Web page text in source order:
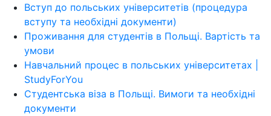
Вступ до польських університетів (процедура
вступу та необхідні документи)
Проживання для студентів в Польщі. Вартість та
умови
Навчальний процес в польських університетах |
StudyForYou
Студентська віза в Польщі. Вимоги та необхідні
документи